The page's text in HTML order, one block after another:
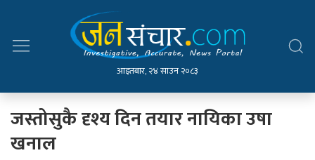
आइतबार, २४ साउन २०८३
जस्तोसुकै दृश्य दिन तयार नायिका उषा
खनाल